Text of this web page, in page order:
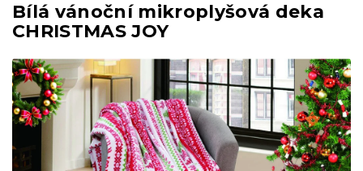
Bílá vánoční mikroplyšová deka
CHRISTMAS JOY